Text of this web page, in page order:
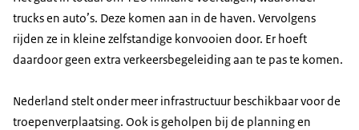
trucks en auto’s. Deze komen aan in de haven. Vervolgens
rijden ze in kleine zelfstandige konvooien door. Er hoeft
daardoor geen extra verkeersbegeleiding aan te pas te komen.
Nederland stelt onder meer infrastructuur beschikbaar voor de
troepenverplaatsing. Ook is geholpen bij de planning en